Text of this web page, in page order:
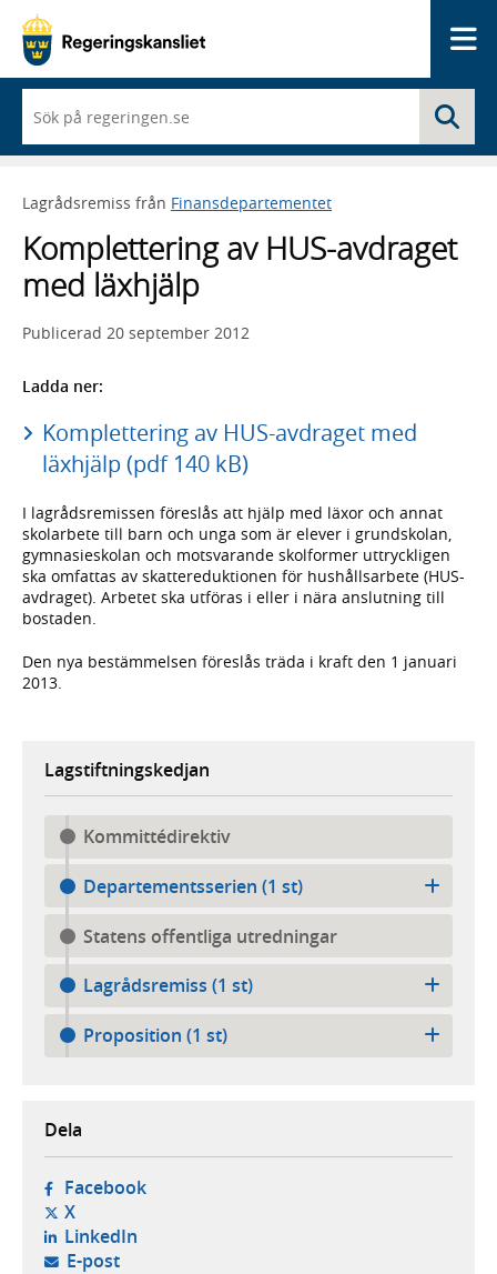
du
börjar
skriva
framträder
lista
med
sökförslag
Lagrådsremiss från Finansdepartementet
Komplettering av HUS-avdraget
med läxhjälp
Publicerad 20 september 2012
Ladda ner:
Komplettering av HUS-avdraget med
läxhjälp (pdf 140 kB)
I lagrådsremissen föreslås att hjälp med läxor och annat
skolarbete till barn och unga som är elever i grundskolan,
gymnasieskolan och motsvarande skolformer uttryckligen
ska omfattas av skattereduktionen för hushållsarbete (HUS-
avdraget). Arbetet ska utföras i eller i nära anslutning till
bostaden.
Den nya bestämmelsen föreslås träda i kraft den 1 januari
2013.
Lagstiftningskedjan
Kommittédirektiv
Departementsserien (1 st)
Statens offentliga utredningar
Lagrådsremiss (1 st)
Proposition (1 st)
Dela
Facebook- öppnas i ny flik, extern webbplats,
X- öppnas i ny flik, extern webbplats,
LinkedIn- öppnas i ny flik, extern webbplats,
E-post- öppnar din e-postklient,